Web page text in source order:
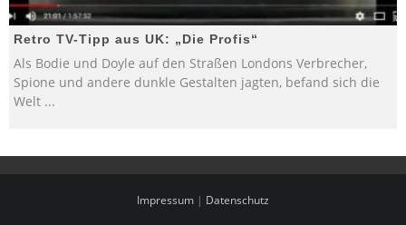
Retro TV-Tipp aus UK: „Die Profis“
Als Bodie und Doyle auf den Straßen Londons Verbrecher,
Spione und andere dunkle Gestalten jagten, befand sich die
Welt ...
Impressum | Datenschutz